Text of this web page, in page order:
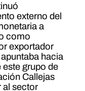
externo del
a
como
exportador
hacia
grupo de
Callejas
al sector